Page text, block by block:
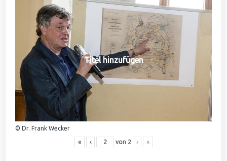
Titel hinzufügen
© Dr. Frank Wecker
« ‹ von 2 › »